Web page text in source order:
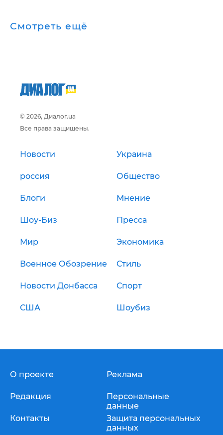
Смотреть ещё
© 2026, Диалог.ua
Все права защищены.
Новости Украина
россия Общество
Блоги Мнение
Шоу-Биз Пресса
Мир Экономика
Военное Обозрение Стиль
Новости Донбасса Спорт
США Шоубиз
О проекте
Редакция
Контакты
Реклама
Персональные
данные
Защита персональных
данных